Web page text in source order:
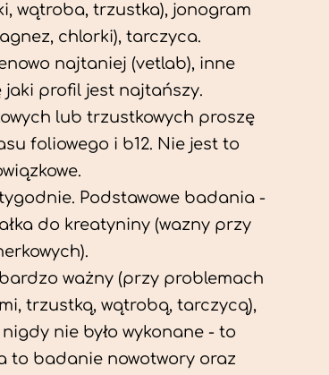
wątroba, trzustka), jonogram
chlorki), tarczyca.
najtaniej (vetlab), inne
profil jest najtańszy.
lub trzustkowych proszę
foliowego i b12. Nie jest to
Podstawowe badania -
do kreatyniny (wazny przy
ważny (przy problemach
trzustką, wątrobą, tarczycą),
nie było wykonane - to
to badanie nowotwory oraz